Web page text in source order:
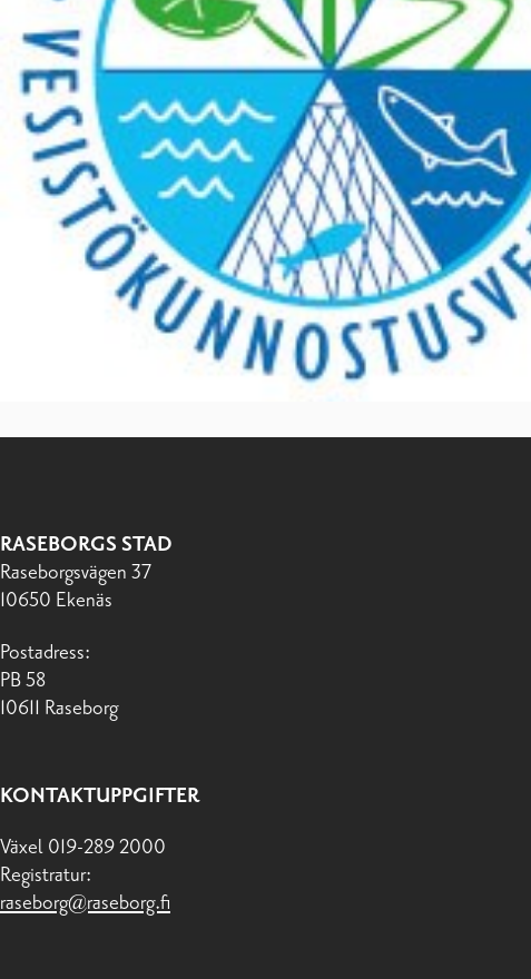
RASEBORGS STAD
Raseborgsvägen 37
10650 Ekenäs
Postadress:
PB 58
10611 Raseborg
KONTAKTUPPGIFTER
Växel 019-289 2000
Registratur:
raseborg@raseborg.fi